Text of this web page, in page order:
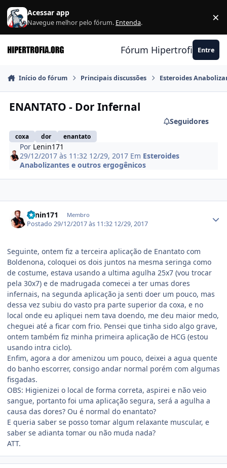
Ir para conteúdo
Acessar app
Navegue melhor pelo fórum. Entenda. ×
Fórum Hipertrofia.org
Entre
Início do fórum Principais discussões Esteroides
ENANTATO - Dor Infernal
coxa dor enantato
Seguidores
Por Lenin171
29/12/2017 às 11:32 12/29, 2017 Em Esteroides
Anabolizantes e outros ergogênicos
Lenin171 Membro
Postado29/12/2017 às 11:32 12/29, 2017
Seguinte, ontem fiz a terceira aplicação de Enantato com
Boldenona, coloquei os dois juntos na mesma seringa como
de costume, estava usando a ultima agulha 25x7 (vou trocar
pela 30x7) e de madrugada comecei a ter umas dores
infernais, na segunda aplicação ja senti doer um pouco, mas
dessa vez subiu do vasto pra parte superior da coxa, e no
local onde eu apliquei nem tava doendo, me deu maior medo,
cheguei até a ficar com frio. Pensei que tinha sido algo grave,
ontem também fiz minha primeira aplicação de HCG (estou
usando intra ciclo).
Enfim, agora a dor amenizou um pouco, deixei a agua quente
do banho escorrer, consigo andar normal porém com algumas
fisgadas.
OBS: Higienizei o local de forma correta, aspirei e não veio
sangue, portanto foi uma aplicação segura, será a agulha a
causa das dores? Ou é normal do enantato?
E queria saber se posso tomar algum relaxante muscular, e
saber se adianta tomar ou não muda nada?
ATT.